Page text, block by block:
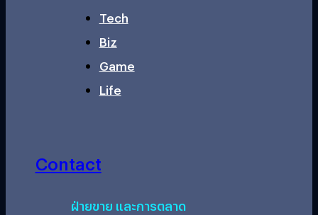
Tech
Biz
Game
Life
Contact
ฝ่ายขาย และการตลาด